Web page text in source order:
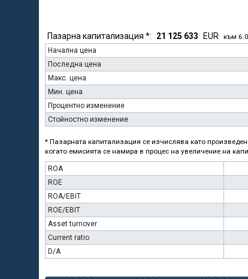
Пазарна капитализация *: 21 125 633 EUR към
Начална цена
Последна цена
Макс. цена
Мин. цена
Процентно изменение
Стойностно изменение
* Пазарната капитализация се изчислява като
когато емисията се намира в процес на увеличение на
ROA
ROE
ROA/EBIT
ROE/EBIT
Asset turnover
Current ratio
D/A